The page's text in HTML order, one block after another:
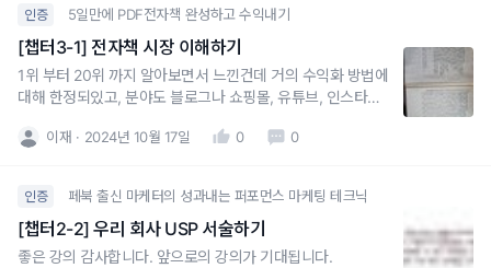
인증 5일만에 PDF전자책 완성하고 수익내기
[챕터3-1] 전자책 시장 이해하기
1위 부터 20위 까지 알아보면서 느낀건데 거의 수익화 방법에
대해 한정되있고, 분야도 블로그나 쇼핑몰, 유튜브, 인스타그
같지는 안아요.
이재 2024년 10월 17일 0 0
인증 페북 출신 마케터의 성과내는 퍼포먼스 마케팅 테크닉
[챕터2-2] 우리 회사 USP 서술하기
좋은 강의 감사합니다. 앞으로의 강의가 기대됩니다.